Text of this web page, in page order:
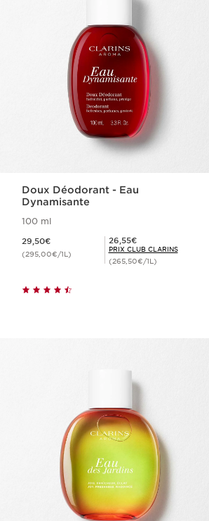
Doux Déodorant - Eau
Dynamisante
100 ml
29,50€
(295,00€/1L)
Prix Club Clarins 26,55€
26,55€
PRIX CLUB CLARINS
(265,50€/1L)